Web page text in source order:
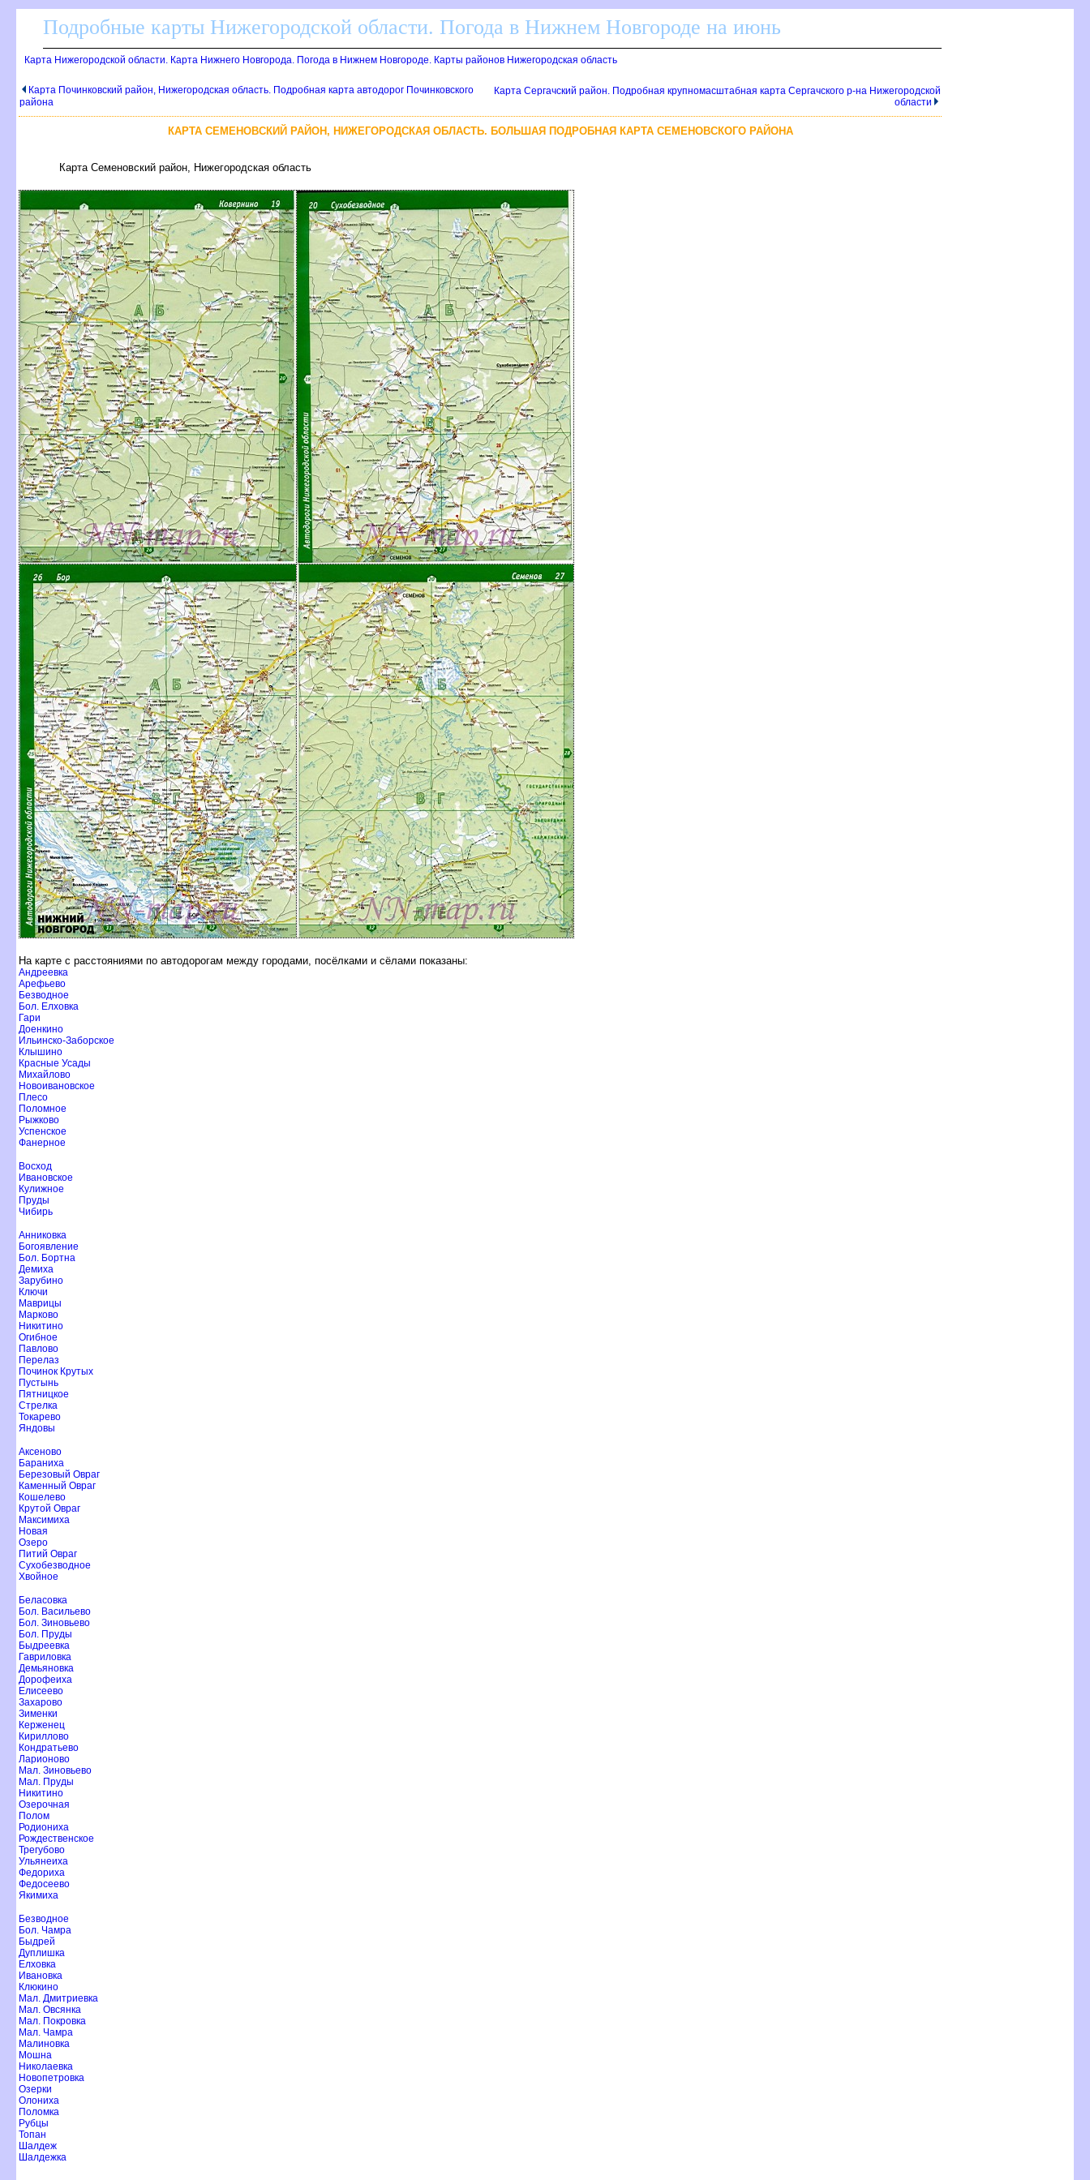
Подробные карты Нижегородской области. Погода в Нижнем Новгороде на июнь
Карта Нижегородской области. Карта Нижнего Новгорода. Погода в Нижнем Новгороде. Карты районов Нижегородская область
Карта Починковский район, Нижегородская область. Подробная карта автодорог Починковского
района
Карта Сергачский район. Подробная крупномасштабная карта Сергачского р-на Нижегородской
области
КАРТА СЕМЕНОВСКИЙ РАЙОН, НИЖЕГОРОДСКАЯ ОБЛАСТЬ. БОЛЬШАЯ ПОДРОБНАЯ КАРТА СЕМЕНОВСКОГО РАЙОНА
Карта Семеновский район, Нижегородская область
На карте с расстояниями по автодорогам между городами, посёлками и сёлами показаны:
Андреевка
Арефьево
Безводное
Бол. Елховка
Гари
Доенкино
Ильинско-Заборское
Клышино
Красные Усады
Михайлово
Новоивановское
Плесо
Поломное
Рыжково
Успенское
Фанерное
осход
Ивановское
Кулижное
Пруды
Чибирь
Анниковка
Богоявление
Бол. Бортна
Демиха
Зарубино
Ключи
Маврицы
Марково
Никитино
Огибное
Павлово
Перелаз
Починок Крутых
Пустынь
Пятницкое
Стрелка
Токарево
Яндовы
Аксеново
Бараниха
Березовый Овра
Каменный Овра
Кошелево
Крутой Овра
Максимиха
Новая
Озеро
Питий Овра
Сухобезводное
Хвойное
Беласовка
Бол. Васильево
Бол. Зиновьево
Бол. Пруды
Быдреевка
Гавриловка
Демьяновка
Дорофеиха
Елисеево
Захарово
Зименки
Керженец
Кириллово
Кондратьево
Ларионово
Мал. Зиновьево
Мал. Пруды
Никитино
Озерочная
Полом
Родиониха
Рождественское
Трегубово
Ульянеиха
Федориха
Федосеево
Якимиха
Безводное
Бол. Чамра
Быдрей
Дуплишка
Елховка
Ивановка
Клюкино
Мал. Дмитриевка
Мал. Овсянка
Мал. Покровка
Мал. Чамра
Малиновка
Мошна
Николаевка
Новопетровка
Озерки
Олониха
Поломка
Рубцы
Топан
Шалдеж
Шалдежка